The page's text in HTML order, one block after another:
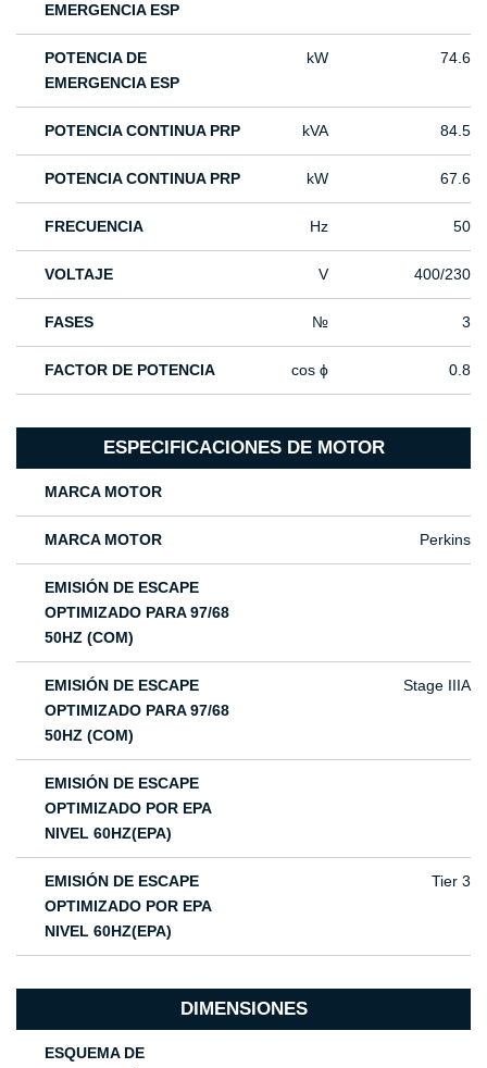
EMERGENCIA ESP
POTENCIA DE
EMERGENCIA ESP
kW 74.6
POTENCIA CONTINUA PRP kVA 84.5
POTENCIA CONTINUA PRP kW 67.6
FRECUENCIA Hz 50
VOLTAJE V 400/230
FASES № 3
FACTOR DE POTENCIA cos ϕ 0.8
ESPECIFICACIONES DE MOTOR
MARCA MOTOR
MARCA MOTOR Perkins
EMISIÓN DE ESCAPE
OPTIMIZADO PARA 97/68
50HZ (COM)
EMISIÓN DE ESCAPE
OPTIMIZADO PARA 97/68
50HZ (COM)
Stage IIIA
EMISIÓN DE ESCAPE
OPTIMIZADO POR EPA
NIVEL 60HZ(EPA)
EMISIÓN DE ESCAPE
OPTIMIZADO POR EPA
NIVEL 60HZ(EPA)
Tier 3
DIMENSIONES
ESQUEMA DE